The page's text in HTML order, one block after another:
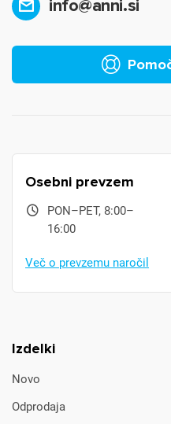
info@anni.si
Izdelki
Novo
Odprodaja
Osebni prevzem
PON–PET, 8:00–
16:00
Več o prevzemu naročil